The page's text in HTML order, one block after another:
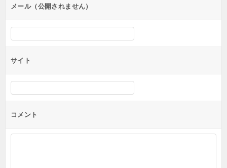
ンメール（公開されません）
サイト
コメント